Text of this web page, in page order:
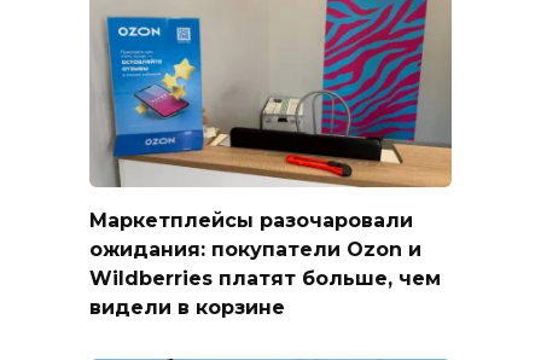
Маркетплейсы разочаровали
ожидания: покупатели Ozon и
Wildberries платят больше, чем
видели в корзине